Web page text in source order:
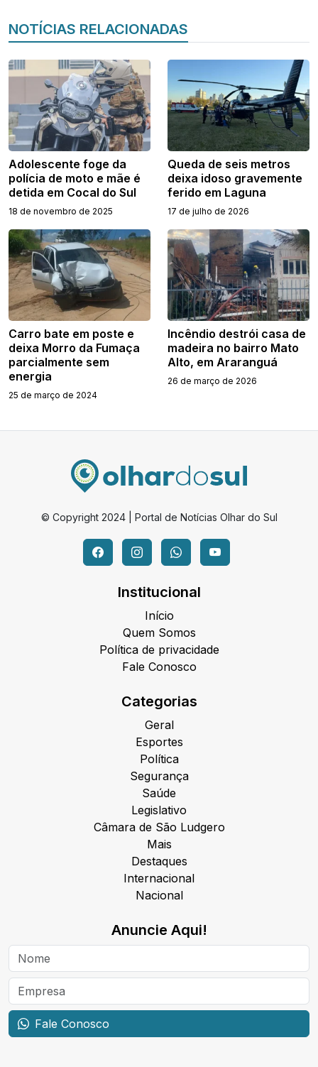
NOTÍCIAS RELACIONADAS
Adolescente foge da
polícia de moto e mãe é
detida em Cocal do Sul
18 de novembro de 2025
Queda de seis metros
deixa idoso gravemente
ferido em Laguna
17 de julho de 2026
Carro bate em poste e
deixa Morro da Fumaça
parcialmente sem
energia
25 de março de 2024
Incêndio destrói casa de
madeira no bairro Mato
Alto, em Araranguá
26 de março de 2026
© Copyright 2024 | Portal de Notícias Olhar do Sul
Institucional
Início
Quem Somos
Política de privacidade
Fale Conosco
Categorias
Geral
Esportes
Política
Segurança
Saúde
Legislativo
Câmara de São Ludgero
Mais
Destaques
Internacional
Nacional
Anuncie Aqui!
Fale Conosco